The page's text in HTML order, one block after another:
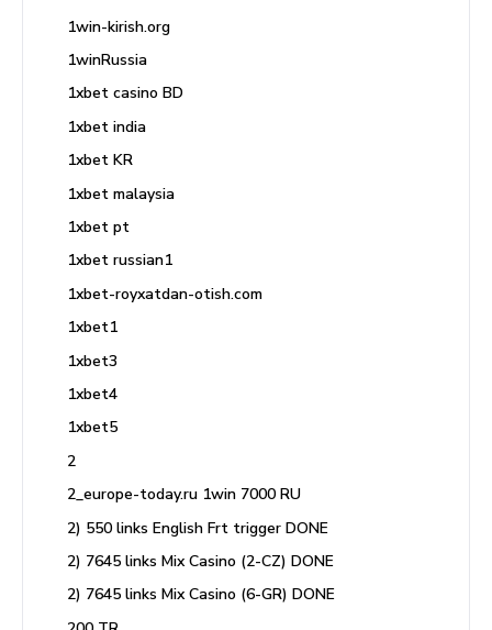
1win-kirish.org
1winRussia
1xbet casino BD
1xbet india
1xbet KR
1xbet malaysia
1xbet pt
1xbet russian1
1xbet-royxatdan-otish.com
1xbet1
1xbet3
1xbet4
1xbet5
2
2_europe-today.ru 1win 7000 RU
2) 550 links English Frt trigger DONE
2) 7645 links Mix Casino (2-CZ) DONE
2) 7645 links Mix Casino (6-GR) DONE